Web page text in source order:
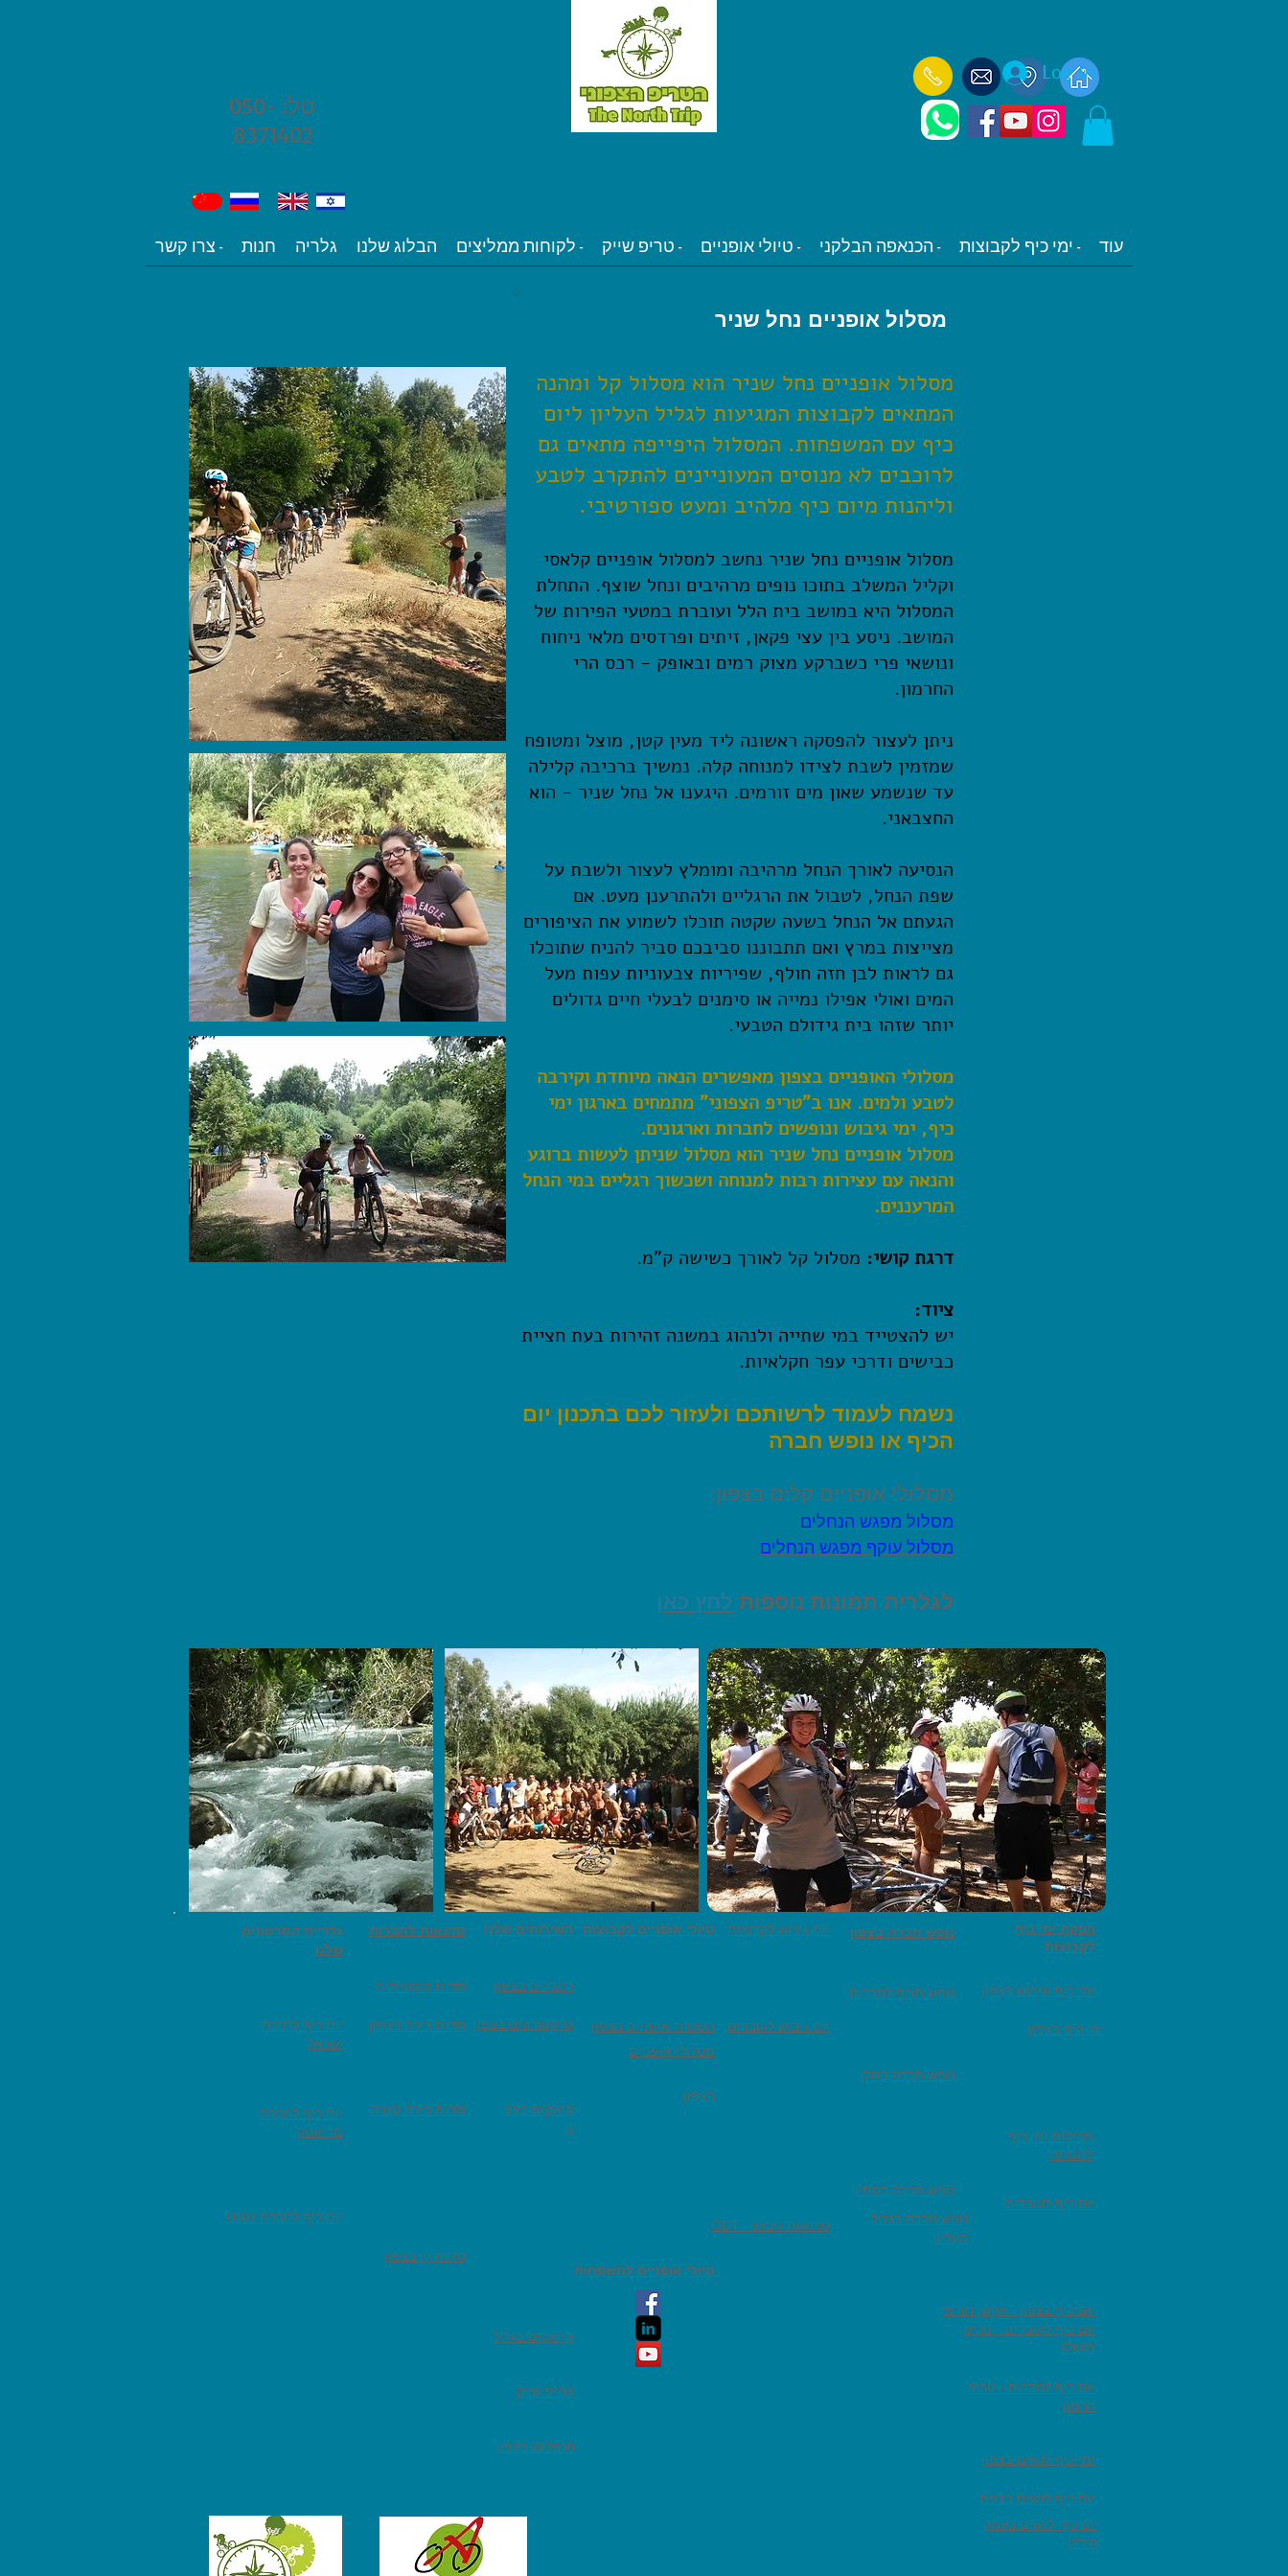
טל: 050-
8371402
Log In
צרו קשר - חנות גלריה הבלוג שלנו לקוחות ממליצים - טריפ שייק - טיולי אופניים - הכנאפה הבלקני - ימי כיף לקבוצות - עוד
מסלול אופניים נחל שניר
מסלול אופניים נחל שניר הוא מסלול קל ומהנה
המתאים לקבוצות המגיעות לגליל העליון ליום
כיף עם המשפחות. המסלול היפייפה מתאים גם
לרוכבים לא מנוסים המעוניינים להתקרב לטבע
וליהנות מיום כיף מלהיב ומעט ספורטיבי.
מסלול אופניים נחל שניר נחשב למסלול אופניים קלאסי
וקליל המשלב בתוכו נופים מרהיבים ונחל שוצף. התחלת
המסלול היא במושב בית הלל ועוברת במטעי הפירות של
המושב. ניסע בין עצי פקאן, זיתים ופרדסים מלאי ניחוח
ונושאי פרי כשברקע מצוק רמים ובאופק - רכס הרי
החרמון.
ניתן לעצור להפסקה ראשונה ליד מעין קטן, מוצל ומטופח
שמזמין לשבת לצידו למנוחה קלה. נמשיך ברכיבה קלילה
עד שנשמע שאון מים זורמים. היגענו אל נחל שניר - הוא
החצבאני.
הנסיעה לאורך הנחל מרהיבה ומומלץ לעצור ולשבת על
שפת הנחל, לטבול את הרגליים ולהתרענן מעט. אם
הגעתם אל הנחל בשעה שקטה תוכלו לשמוע את הציפורים
מצייצות במרץ ואם תתבוננו סביבכם סביר להניח שתוכלו
גם לראות לבן חזה חולף, שפיריות צבעוניות עפות מעל
המים ואולי אפילו נמייה או סימנים לבעלי חיים גדולים
יותר שזהו בית גידולם הטבעי.
מסלולי האופניים בצפון מאפשרים הנאה מיוחדת וקירבה
לטבע ולמים. אנו ב"טריפ הצפוני" מתמחים בארגון ימי
כיף, ימי גיבוש ונופשים לחברות וארגונים.
מסלול אופניים נחל שניר הוא מסלול שניתן לעשות ברוגע
והנאה עם עצירות רבות למנוחה ושכשוך רגליים במי הנחל
המרעננים.
דרגת קושי: מסלול קל לאורך כשישה ק"מ.
ציוד:
יש להצטייד במי שתייה ולנהוג במשנה זהירות בעת חציית
כבישים ודרכי עפר חקלאיות.
נשמח לעמוד לרשותכם ולעזור לכם בתכנון יום
הכיף או נופש חברה
מסלולי אופניים קלים בצפון:
מסלול מפגש הנחלים
מסלול עוקף מפגש הנחלים
לגלרית תמונות נוספות לחץ כאן
גלריית הסרטונים
שלנו
השירותים שלנו סדנאות לחברות טיולי אופניים לקבוצות יום גיבוש לקבוצות
רינג'רים בצפון סדנת קוקטיילים
יום כיף לרכבת
ישראל
טרקטורונים בצפון סדנת בירה בצפון
יום כיף לחברת
מדיאטק
סדנת בירה קצרה
קיאקים בצפ
ון
השכרת אופניים בצפון
מסלולי אופניים
בצפון
יום גיבוש לעובדים
יום כיף לחברת מגנט
סדנת יין בצפון
ODT - סדנאות גיבוש
טיולי אופניים למשפחות
קייאקים בגליל
טריפ שייק
סנפלינג בצפון
נופש חברה בצפון
הפקת ימי כיף
לקבוצות
נופש חורף לחברות ימי כיף וגיבוש בצפון
ימי כיף בצפון
נופש חברה בגולן
חבילות ימי כיף
לחברות
נופש חברה בסתיו
נופש חברה בגליל
העליון
יום כיף לעובדים
יום כיף בצפון - אקשן חורפי
יום כיף לעובדים - טריפ
מושלג
יום כיף לחברות - טריפ
חרמון
ימי כיף לנשים בצפון
יום כיף לנשים בצפת
יום כיף לנשים בעמק
הירדן